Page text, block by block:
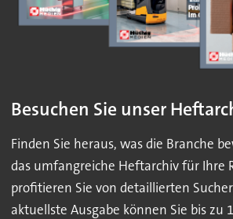
Besuchen Sie unser
Finden Sie heraus, was die Branche
das umfangreiche Heftarchiv für Ihre
profitieren Sie von detaillierten
aktuellste Ausgabe können Sie bis zu